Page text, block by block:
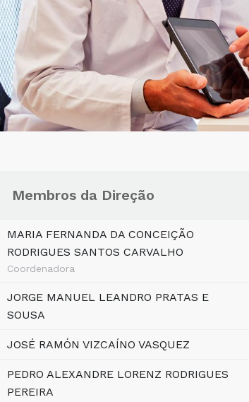
Membros da Direção
MARIA FERNANDA DA CONCEIÇÃO
RODRIGUES SANTOS CARVALHO
Coordenadora
JORGE MANUEL LEANDRO PRATAS E
SOUSA
JOSÉ RAMÓN VIZCAÍNO VASQUEZ
PEDRO ALEXANDRE LORENZ RODRIGUES
PEREIRA